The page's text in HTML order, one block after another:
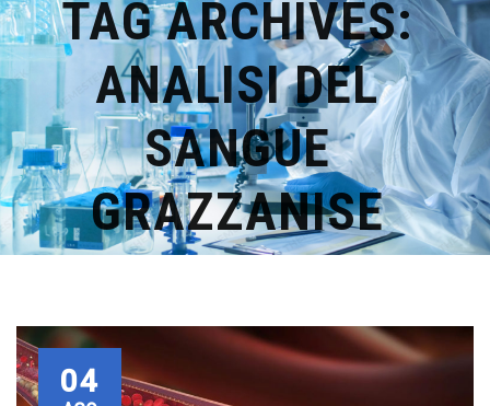
TAG ARCHIVES:
ANALISI DEL
SANGUE
GRAZZANISE
04